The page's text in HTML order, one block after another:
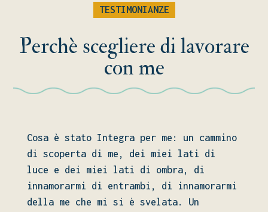
TESTIMONIANZE
Perchè scegliere di lavorare
con me
Cosa è stato Integra per me : un cammino
di scoperta di me , dei miei lati di
luce e dei miei lati di ombra, di
innamorarmi di entrambi , di innamorarmi
della me che mi si è svelata. Un